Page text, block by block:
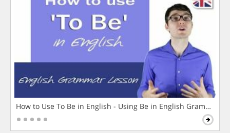
How to Use To Be in English - Using Be in English Grammar